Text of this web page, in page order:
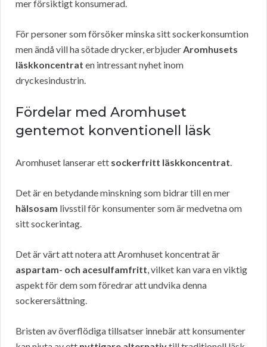
mer försiktigt konsumerad.
För personer som försöker minska sitt sockerkonsumtion
men ändå vill ha sötade drycker, erbjuderAromhusets
läskkoncentrat en intressant nyhet inom
dryckesindustrin.
Fördelar med Aromhuset
gentemot konventionell läsk
Aromhuset lanserar ett sockerfritt läskkoncentrat.
Det är en betydande minskning som bidrar till en mer
hälsosam livsstil för konsumenter som är medvetna om
sitt sockerintag.
Det är värt att notera att Aromhuset koncentrat är
aspartam- och acesulfamfritt, vilket kan vara en viktig
aspekt för dem som föredrar att undvika denna
sockerersättning.
Bristen av överflödiga tillsatser innebär att konsumenter